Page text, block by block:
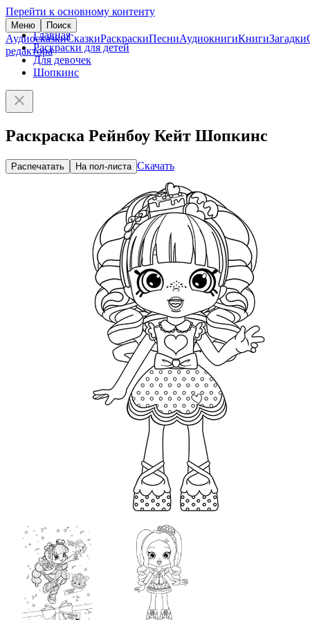
Перейти к основному контенту
Меню Поиск
АудиосказкиСказкиРаскраскиПесниАудиокнигиКнигиЗагадки
редактора
Главная
Раскраски для детей
Для девочек
Шопкинс
Раскраска Рейнбоу Кейт Шопкинс
Распечатать На пол-листа Скачать